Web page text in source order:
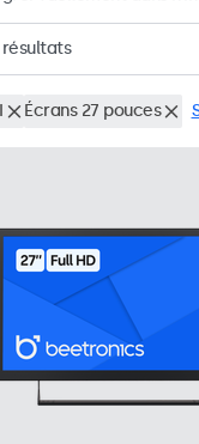
résultats
Écrans 27 pouces